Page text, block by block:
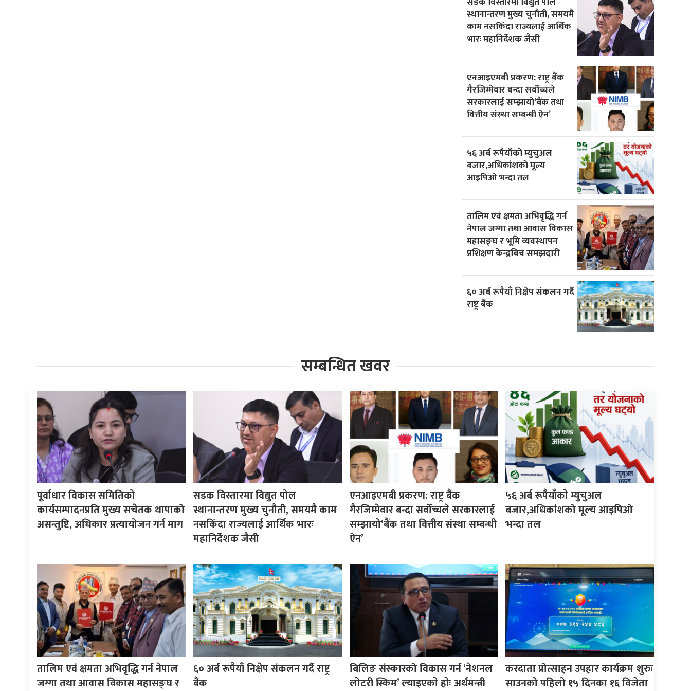
स्थानान्तरण मुख्य चुनौती, समयमै
काम नसकिँदा राज्यलाई आर्थिक
भारः महानिर्देशक जैसी
एनआइएमबी प्रकरण: राष्ट्र बैंक
गैरजिम्मेवार बन्दा सर्वोच्चले
सरकारलाई सम्झायो‘बैंक तथा
वित्तीय संस्था सम्बन्धी ऐन’
५६ अर्ब रूपैयाँकाे म्युचुअल
बजार,अधिकांशको मूल्य
आइपिओ भन्दा तल
तालिम एवं क्षमता अभिवृद्धि गर्न
नेपाल जग्गा तथा आवास विकास
महासङ्घ र भूमि व्यवस्थापन
प्रशिक्षण केन्द्रबिच समझदारी
६० अर्ब रूपैयाँ निक्षेप संकलन गर्दै
राष्ट्र बैंक
सम्बन्धित खवर
पूर्वाधार विकास समितिको
कार्यसम्पादनप्रति मुख्य सचेतक थापाको
असन्तुष्टि, अधिकार प्रत्यायोजन गर्न माग
सडक विस्तारमा विद्युत पोल
स्थानान्तरण मुख्य चुनौती, समयमै काम
नसकिँदा राज्यलाई आर्थिक भारः
महानिर्देशक जैसी
एनआइएमबी प्रकरण: राष्ट्र बैंक
गैरजिम्मेवार बन्दा सर्वोच्चले सरकारलाई
सम्झायो‘बैंक तथा वित्तीय संस्था सम्बन्धी
ऐन’
५६ अर्ब रूपैयाँकाे म्युचुअल
बजार,अधिकांशको मूल्य आइपिओ
भन्दा तल
तालिम एवं क्षमता अभिवृद्धि गर्न नेपाल
जग्गा तथा आवास विकास महासङ्घ र
६० अर्ब रूपैयाँ निक्षेप संकलन गर्दै राष्ट्र
बैंक
बिलिङ संस्कारको विकास गर्न ‘नेशनल
लोटरी स्किम’ ल्याइएकाे हाेः अर्थमन्त्री
करदाता प्रोत्साहन उपहार कार्यक्रम शुरुः
साउनको पहिलो १५ दिनका १६ विजेता